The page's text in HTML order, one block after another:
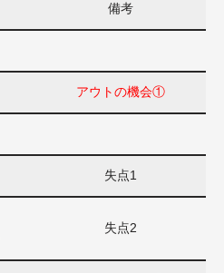
備考
アウトの機会①
失点1
失点2